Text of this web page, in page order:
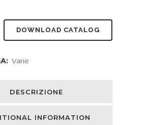
DOWNLOAD CATALOG
Varie
DESCRIZIONE
INFORMATION